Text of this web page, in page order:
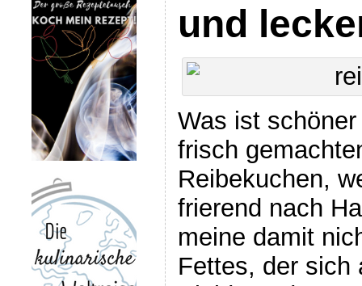
und
Was ist
frisch
Reibekuchen,
frierend nach
meine damit
Fettes, der sich